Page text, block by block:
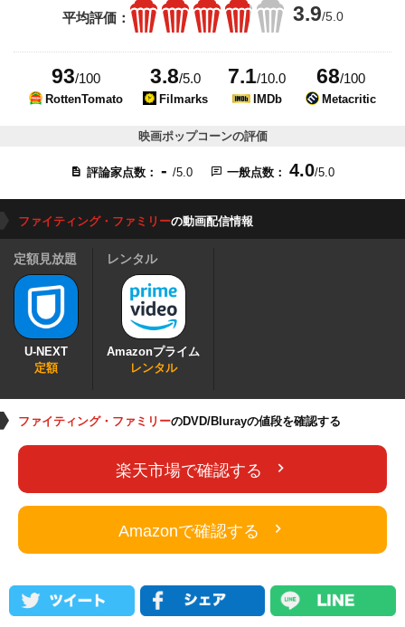
平均評価： 3.9/5.0
93/100
RottenTomato
3.8/5.0
Filmarks
7.1/10.0
IMDb
68/100
Metacritic
映画ポップコーンの評価
評論家点数： - /5.0 一般点数： 4.0/5.0
ファイティング・ファミリーの動画配信情報
定額見放題
U-NEXT
定額
レンタル
Amazonプライム
レンタル
ファイティング・ファミリーのDVD/Blurayの値段を確認する
楽天市場で確認する
Amazonで確認する